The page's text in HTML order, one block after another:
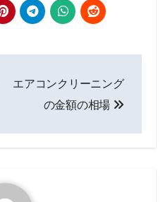
エアコンクリーニング
の金額の相場